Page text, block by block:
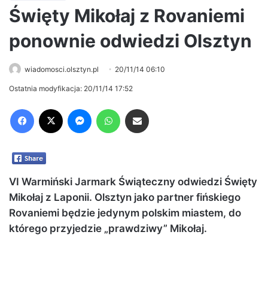
Święty Mikołaj z Rovaniemi
ponownie odwiedzi Olsztyn
wiadomosci.olsztyn.pl 20/11/14 06:10
Ostatnia modyfikacja: 20/11/14 17:52
VI Warmiński Jarmark Świąteczny odwiedzi Święty
Mikołaj z Laponii. Olsztyn jako partner fińskiego
Rovaniemi będzie jedynym polskim miastem, do
którego przyjedzie „prawdziwy” Mikołaj.